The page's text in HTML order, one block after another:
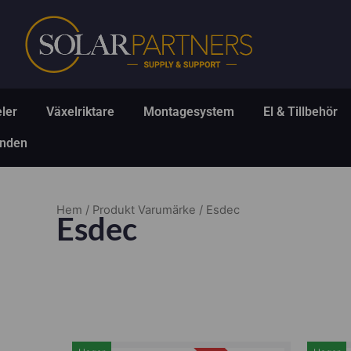
innehåll
Öppna Solpaneler
Växelriktare Öppna Växelriktare
Montagesystem ÖppnaEl & Tillbehör
Hem / Produkt Varumärke / Esdec
Esdec